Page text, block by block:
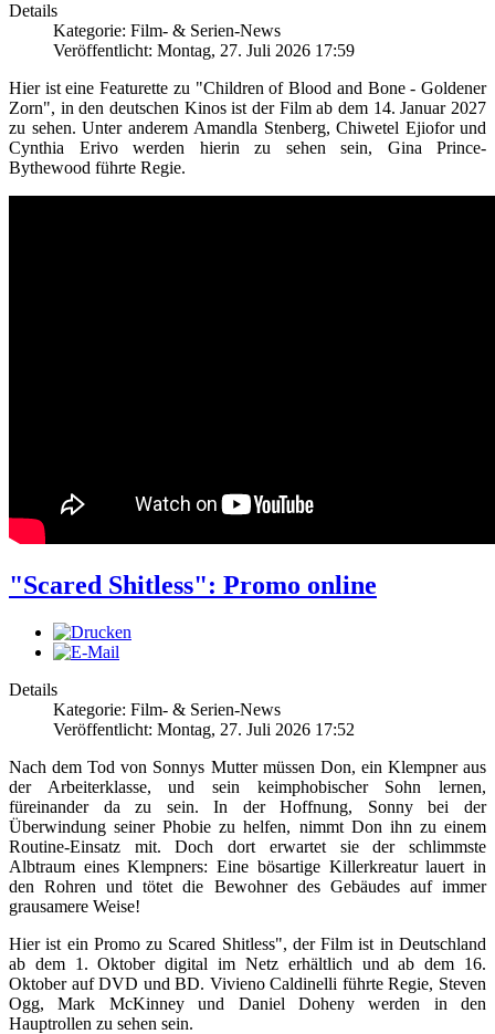
Details
Kategorie: Film- & Serien-News
Veröffentlicht: Montag, 27. Juli 2026 17:59
Hier ist eine Featurette zu "Children of Blood and Bone - Goldener
Zorn", in den deutschen Kinos ist der Film ab dem 14. Januar 2027
zu sehen. Unter anderem Amandla Stenberg, Chiwetel Ejiofor und
Cynthia Erivo werden hierin zu sehen sein, Gina Prince-
Bythewood führte Regie.
"Scared Shitless": Promo online
Details
Kategorie: Film- & Serien-News
Veröffentlicht: Montag, 27. Juli 2026 17:52
Nach dem Tod von Sonnys Mutter müssen Don, ein Klempner aus
der Arbeiterklasse, und sein keimphobischer Sohn lernen,
füreinander da zu sein. In der Hoffnung, Sonny bei der
Überwindung seiner Phobie zu helfen, nimmt Don ihn zu einem
Routine-Einsatz mit. Doch dort erwartet sie der schlimmste
Albtraum eines Klempners: Eine bösartige Killerkreatur lauert in
den Rohren und tötet die Bewohner des Gebäudes auf immer
grausamere Weise!
Hier ist ein Promo zu Scared Shitless", der Film ist in Deutschland
ab dem 1. Oktober digital im Netz erhältlich und ab dem 16.
Oktober auf DVD und BD. Vivieno Caldinelli führte Regie, Steven
Ogg, Mark McKinney und Daniel Doheny werden in den
Hauptrollen zu sehen sein.